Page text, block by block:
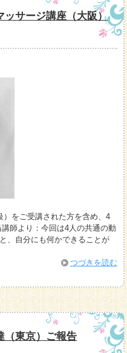
ッサージ講座（大阪）
をご受講された方を含め、4
師より：今回は4人の共通の動
、自分にも何かできることが
つづきを読む
（東京）ご報告